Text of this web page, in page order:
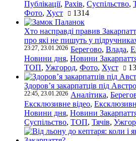
Публікації, Рахів, Суспільство,
Фото, Хуст 1314
Хто насправді правив
про які не пишуть у
23:27, 23.01.2026 Берегово, Влада,
Новини дня, Новини
ТОП, Ужгород, Фото, Хуст
Здоров’я закарпатців під
22:45, 23.01.2026 Аналітика,
Ексклюзивне відео,
Новини дня, Новини
Суспільство, ТОП, Тячів,